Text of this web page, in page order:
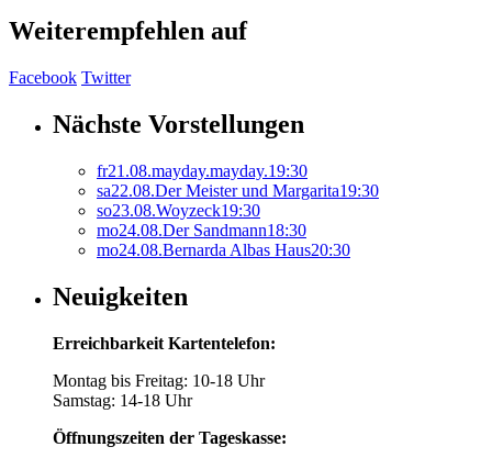
Weiterempfehlen auf
Facebook Twitter
Nächste Vorstellungen
fr21.08.mayday.mayday.19:30
sa22.08.Der Meister und Margarita19:30
so23.08.Woyzeck19:30
mo24.08.Der Sandmann18:30
mo24.08.Bernarda Albas Haus20:30
Neuigkeiten
Erreichbarkeit Kartentelefon:
Montag bis Freitag: 10-18 Uhr
Samstag: 14-18 Uhr
Öffnungszeiten der Tageskasse: